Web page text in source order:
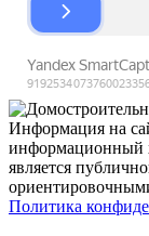
Информация на
информационный
является
Политика